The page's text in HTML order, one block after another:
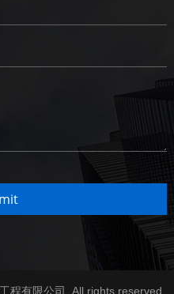
程有限公司 .All rights reserved.